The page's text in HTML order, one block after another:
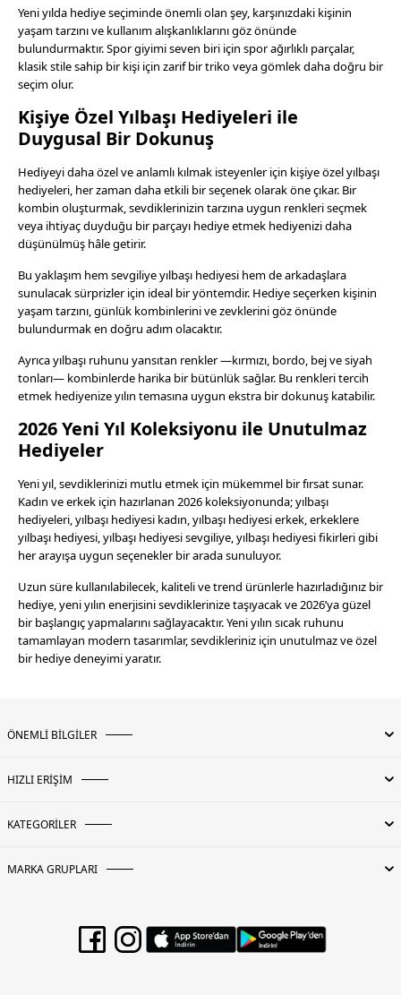
Yeni yılda hediye seçiminde önemli olan şey, karşınızdaki kişinin
yaşam tarzını ve kullanım alışkanlıklarını göz önünde
bulundurmaktır. Spor giyimi seven biri için spor ağırlıklı parçalar,
klasik stile sahip bir kişi için zarif bir triko veya gömlek daha doğru bir
seçim olur.
Kişiye Özel Yılbaşı Hediyeleri ile
Duygusal Bir Dokunuş
Hediyeyi daha özel ve anlamlı kılmak isteyenler için kişiye özel yılbaşı
hediyeleri, her zaman daha etkili bir seçenek olarak öne çıkar. Bir
kombin oluşturmak, sevdiklerinizin tarzına uygun renkleri seçmek
veya ihtiyaç duyduğu bir parçayı hediye etmek hediyenizi daha
düşünülmüş hâle getirir.
Bu yaklaşım hem sevgiliye yılbaşı hediyesi hem de arkadaşlara
sunulacak sürprizler için ideal bir yöntemdir. Hediye seçerken kişinin
yaşam tarzını, günlük kombinlerini ve zevklerini göz önünde
bulundurmak en doğru adım olacaktır.
Ayrıca yılbaşı ruhunu yansıtan renkler —kırmızı, bordo, bej ve siyah
tonları— kombinlerde harika bir bütünlük sağlar. Bu renkleri tercih
etmek hediyenize yılın temasına uygun ekstra bir dokunuş katabilir.
2026 Yeni Yıl Koleksiyonu ile Unutulmaz
Hediyeler
Yeni yıl, sevdiklerinizi mutlu etmek için mükemmel bir fırsat sunar.
Kadın ve erkek için hazırlanan 2026 koleksiyonunda; yılbaşı
hediyeleri, yılbaşı hediyesi kadın, yılbaşı hediyesi erkek, erkeklere
yılbaşı hediyesi, yılbaşı hediyesi sevgiliye, yılbaşı hediyesi fikirleri gibi
her arayışa uygun seçenekler bir arada sunuluyor.
Uzun süre kullanılabilecek, kaliteli ve trend ürünlerle hazırladığınız bir
hediye, yeni yılın enerjisini sevdiklerinize taşıyacak ve 2026’ya güzel
bir başlangıç yapmalarını sağlayacaktır. Yeni yılın sıcak ruhunu
tamamlayan modern tasarımlar, sevdikleriniz için unutulmaz ve özel
bir hediye deneyimi yaratır.
ÖNEMLİ BİLGİLER
HIZLI ERİŞİM
KATEGORİLER
MARKA GRUPLARI